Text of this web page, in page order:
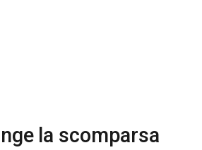
la scomparsa